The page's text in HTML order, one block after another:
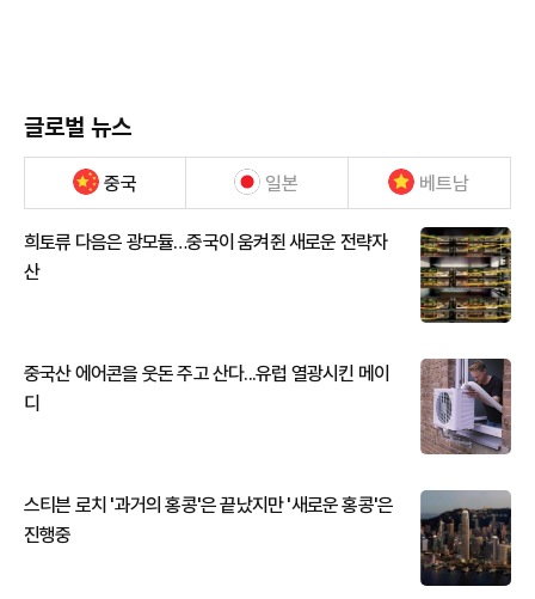
글로벌 뉴스
중국 일본 베트남
희토류 다음은 광모듈…중국이 움켜쥔 새로운 전략자
산
중국산 에어콘을 웃돈 주고 산다...유럽 열광시킨 메이
디
스티븐 로치 '과거의 홍콩'은 끝났지만 '새로운 홍콩'은
진행중